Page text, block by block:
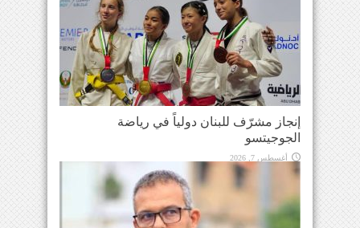
إنجاز مشرّف للبنان دولياً في رياضة
الجوجيتسو
أغسطس 7, 2026